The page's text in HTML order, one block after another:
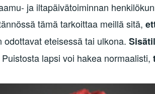
ja iltapäivätoiminnan
tämä tarkoittaa meillä sitä,
odottavat eteisessä tai ulkona.
Puistosta lapsi voi hakea normaalisti,